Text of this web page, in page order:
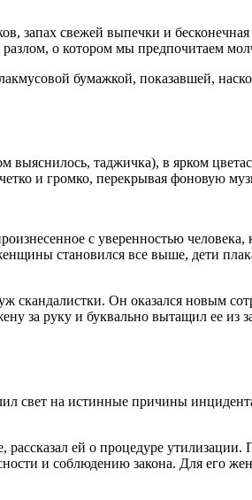
запах свежей выпечки и
о котором мы предпочитаем
бумажкой, показавшей,
таджичка), в ярком
и громко, перекрывая фоновую
с уверенностью человека,
становился все выше, дети
Он оказался новым
за руку и буквально вытащил ее из
свет на истинные причины
ей о процедуре
и соблюдению закона. Для его